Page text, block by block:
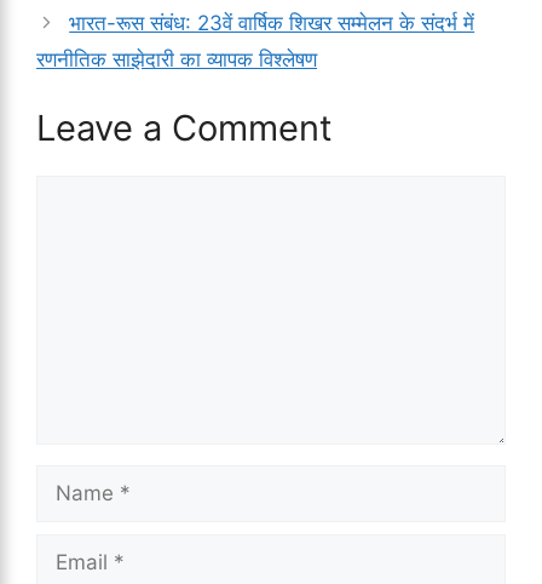
भारत-रूस संबंध: 23वें वार्षिक शिखर सम्मेलन के संदर्भ में
रणनीतिक साझेदारी का व्यापक विश्लेषण
Leave a Comment
Name
Email